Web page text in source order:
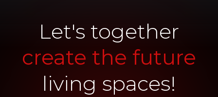
Let's together
create the future
living spaces!